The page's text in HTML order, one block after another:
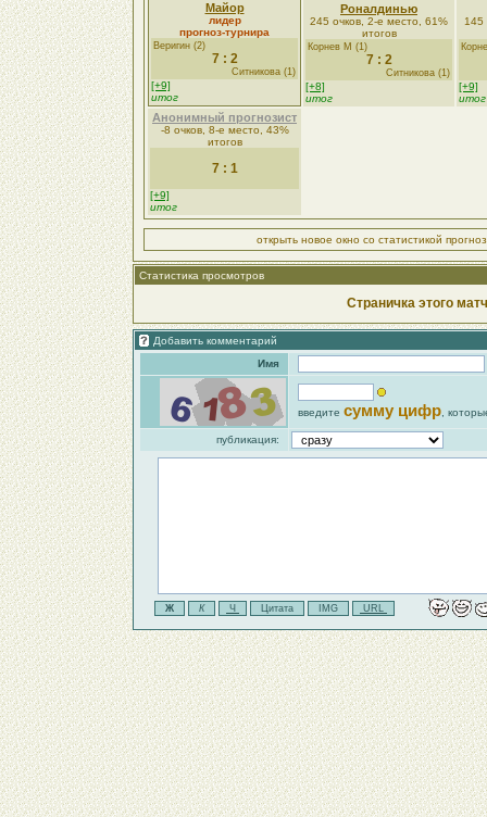
Майор
лидер
прогноз-турнира
Веригин (2)
7 : 2
Ситникова (1)
[+9]
итог
Роналдинью
245 очков, 2-е место, 61%
итогов
Корнев М (1)
7 : 2
Ситникова (1)
[+8]
итог
145
[+9]
итог
Анонимный прогнозист
-8 очков, 8-е место, 43%
итогов
7 : 1
[+9]
итог
открыть новое окно со статистикой
Статистика просмотров
Страничка этого
Добавить комментарий
Имя
введите сумму цифр ,
публикация: